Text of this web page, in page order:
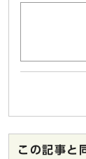
この記事と